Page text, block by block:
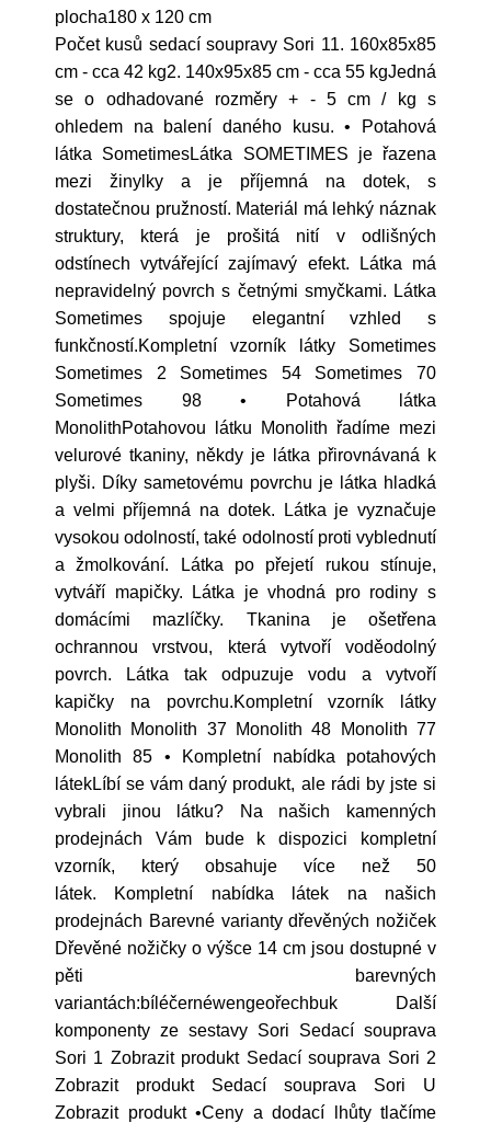
plocha180 x 120 cm
Počet kusů sedací soupravy Sori 11. 160x85x85
cm - cca 42 kg2. 140x95x85 cm - cca 55 kgJedná
se o odhadované rozměry + - 5 cm / kg s
ohledem na balení daného kusu. • Potahová
látka SometimesLátka SOMETIMES je řazena
mezi žinylky a je příjemná na dotek, s
dostatečnou pružností. Materiál má lehký náznak
struktury, která je prošitá nití v odlišných
odstínech vytvářející zajímavý efekt. Látka má
nepravidelný povrch s četnými smyčkami. Látka
Sometimes spojuje elegantní vzhled s
funkčností.Kompletní vzorník látky Sometimes
Sometimes 2 Sometimes 54 Sometimes 70
Sometimes 98 • Potahová látka
MonolithPotahovou látku Monolith řadíme mezi
velurové tkaniny, někdy je látka přirovnávaná k
plyši. Díky sametovému povrchu je látka hladká
a velmi příjemná na dotek. Látka je vyznačuje
vysokou odolností, také odolností proti vyblednutí
a žmolkování. Látka po přejetí rukou stínuje,
vytváří mapičky. Látka je vhodná pro rodiny s
domácími mazlíčky. Tkanina je ošetřena
ochrannou vrstvou, která vytvoří voděodolný
povrch. Látka tak odpuzuje vodu a vytvoří
kapičky na povrchu.Kompletní vzorník látky
Monolith Monolith 37 Monolith 48 Monolith 77
Monolith 85 • Kompletní nabídka potahových
látekLíbí se vám daný produkt, ale rádi by jste si
vybrali jinou látku? Na našich kamenných
prodejnách Vám bude k dispozici kompletní
vzorník, který obsahuje více než 50
látek. Kompletní nabídka látek na našich
prodejnách Barevné varianty dřevěných nožiček
Dřevěné nožičky o výšce 14 cm jsou dostupné v
pěti barevných
variantách:bíléčernéwengeořechbuk Další
komponenty ze sestavy Sori Sedací souprava
Sori 1 Zobrazit produkt Sedací souprava Sori 2
Zobrazit produkt Sedací souprava Sori U
Zobrazit produkt •Ceny a dodací lhůty tlačíme